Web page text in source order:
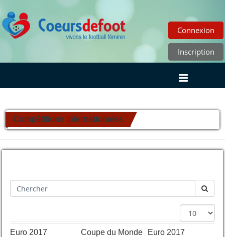
Connexion
Inscription
Compétitions Internationales
Euro 2017
Coupe du Monde
Euro 2017